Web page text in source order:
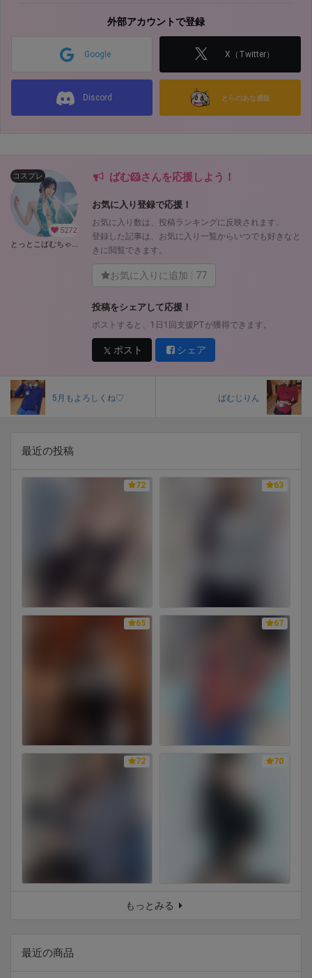
外部アカウントで登録
Google X（Twitter）
Discord とらのあな通販
5272
コスプレ
とっとこばむちゃんず (ばむ🐹)
ばむ🐹さんを応援しよう！
お気に入り登録で応援！
お気に入り数は、投稿ランキングに反映されます。
登録した記事は、お気に入り一覧からいつでも好きなと
きに閲覧できます。
お気に入りに追加 77
投稿をシェアして応援！
ポストすると、1日1回支援PTが獲得できます。
ポスト シェア
5月もよろしくね♡ ばむじりん
最近の投稿
72 63
65 67
72 70
もっとみる
最近の商品